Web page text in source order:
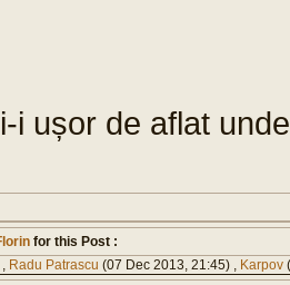
i ușor de aflat
for this Post :
Radu Patrascu (07 Dec 2013, 21:45) , Karpov